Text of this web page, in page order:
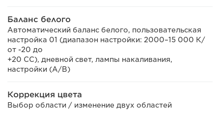
Баланс белого
Автоматический баланс белого, пользовательская
настройка 01 (диапазон настройки: 2000–15 000 К/
от -20 до
+20 CC), дневной свет, лампы накаливания,
настройки (A/B)
Коррекция цвета
Выбор области / изменение двух областей